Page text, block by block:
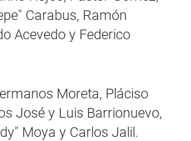
Carabus, Ramón
Acevedo y Federico
Moreta, Pláciso
José y Luis Barrionuevo,
Moya y Carlos Jalil.